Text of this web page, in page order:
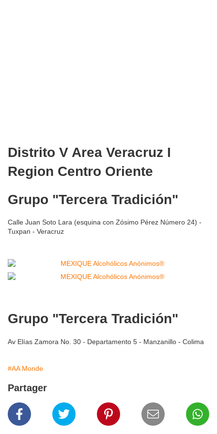
Distrito V Area Veracruz I
Region Centro Oriente
Grupo "Tercera Tradición"
Calle Juan Soto Lara (esquina con Zósimo Pérez Número 24) -
Tuxpan - Veracruz
Grupo "Tercera Tradición"
Av Elías Zamora No. 30 - Departamento 5 - Manzanillo - Colima
#AA Monde
Partager